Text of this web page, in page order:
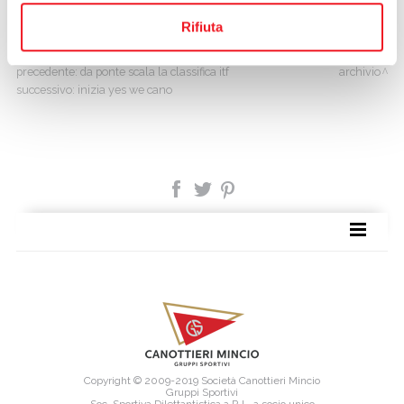
Rifiuta
precedente: da ponte scala la classifica itf
successivo: inizia yes we cano
archivio
Copyright © 2009-2019 Società Canottieri Mincio
Gruppi Sportivi